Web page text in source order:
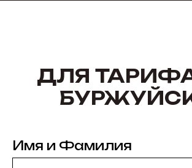
ДЛЯ
Имя и Фамилия